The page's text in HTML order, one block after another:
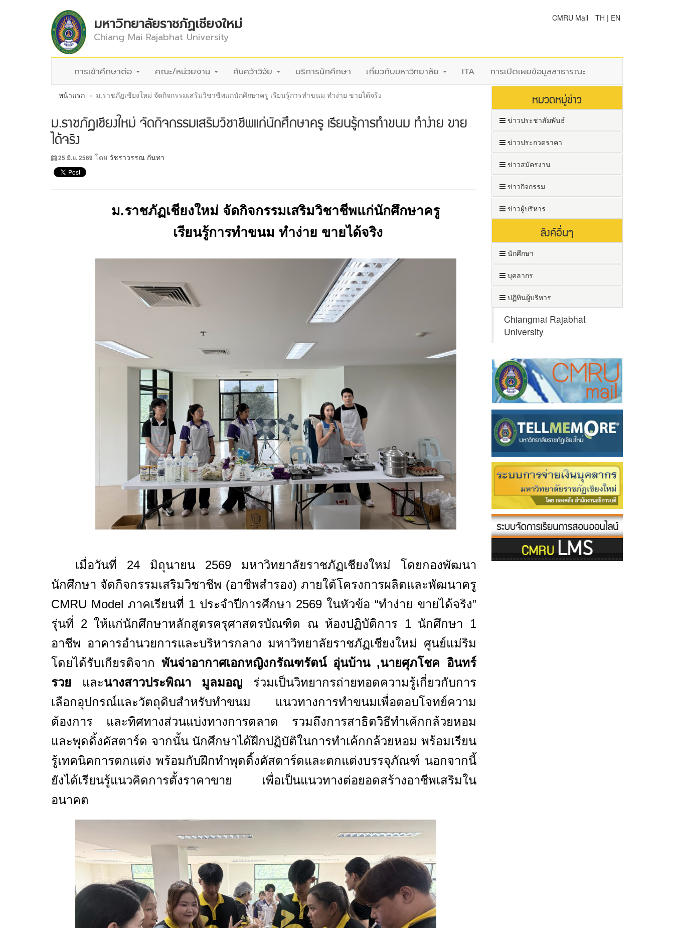
มหาวิทยาลัยราชภัฏเชียงใหม่
Chiang Mai Rajabhat University
CMRU Mail TH | EN
การเข้าศึกษาต่อ คณะ/หน่วยงาน ค้นคว้าวิจัย บริการนักศึกษา เกี่ยวกับมหาวิทยาลัย ITA การเปิดเผยข้อมูลสาธารณะ
หน้าแรก ม.ราชภัฏเชียงใหม่ จัดกิจกรรมเสริมวิชาชีพแก่นักศึกษาครู เรียนรู้การทำขนม ทำง่าย ขายได้จริง
ม.ราชภัฏเชียงใหม่ จัดกิจกรรมเสริมวิชาชีพแก่นักศึกษาครู เรียนรู้การทำขนม ทำง่าย ขาย
ได้จริง
25 มิ.ย. 2569 โดย วัชราวรรณ กันทา
ม.ราชภัฏเชียงใหม่ จัดกิจกรรมเสริมวิชาชีพแก่นักศึกษาครู
เรียนรู้การทำขนม ทำง่าย ขายได้จริง
เมื่อวันที่ 24 มิถุนายน 2569 มหาวิทยาลัยราชภัฏเชียงใหม่ โดยกองพัฒนา
นักศึกษา จัดกิจกรรมเสริมวิชาชีพ (อาชีพสำรอง) ภายใต้โครงการผลิตและพัฒนาครู
CMRU Model ภาคเรียนที่ 1 ประจำปีการศึกษา 2569 ในหัวข้อ “ทำง่าย ขายได้จริง”
รุ่นที่ 2 ให้แก่นักศึกษาหลักสูตรครุศาสตรบัณฑิต ณ ห้องปฏิบัติการ 1 นักศึกษา 1
อาชีพ อาคารอำนวยการและบริหารกลาง มหาวิทยาลัยราชภัฏเชียงใหม่ ศูนย์แม่ริม
โดยได้รับเกียรติจากพันจ่าอากาศเอกหญิงกรัณฑรัตน์ อุ่นบ้าน ,นายศุภโชค อินทร์
รวย และนางสาวประพิณา มูลมอญ ร่วมเป็นวิทยากรถ่ายทอดความรู้เกี่ยวกับการ
เลือกอุปกรณ์และวัตถุดิบสำหรับทำขนม แนวทางการทำขนมเพื่อตอบโจทย์ความ
ต้องการ และทิศทางส่วนแบ่งทางการตลาด รวมถึงการสาธิตวิธีทำเค้กกล้วยหอม
และพุดดิ้งคัสตาร์ด จากนั้น นักศึกษาได้ฝึกปฏิบัติในการทำเค้กกล้วยหอม พร้อมเรียน
รู้เทคนิคการตกแต่ง พร้อมกับฝึกทำพุดดิ้งคัสตาร์ดและตกแต่งบรรจุภัณฑ์ นอกจากนี้
ยังได้เรียนรู้แนวคิดการตั้งราคาขาย เพื่อเป็นแนวทางต่อยอดสร้างอาชีพเสริมใน
อนาคต
หมวดหมู่ข่าว
ข่าวประชาสัมพันธ์
ข่าวประกวดราคา
ข่าวสมัครงาน
ข่าวกิจกรรม
ข่าวผู้บริหาร
ลิงค์อื่นๆ
นักศึกษา
บุคลากร
ปฏิทินผู้บริหาร
Chiangmai Rajabhat
University